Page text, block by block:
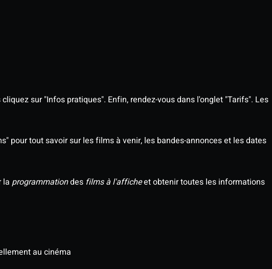
sur "Infos pratiques". Enfin, rendez-vous dans l'onglet "Tarifs". Les
pour tout savoir sur les films à venir, les bandes-annonces et les dates
la programmationdes films à l'afficheet obtenir toutes les informations
au cinéma